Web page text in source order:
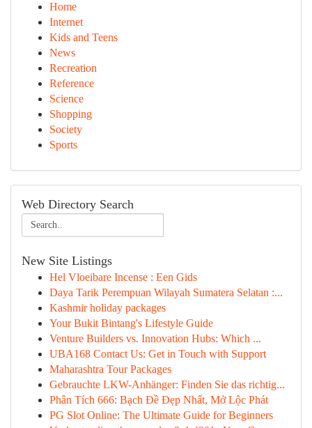
Home
Internet
Kids and Teens
News
Recreation
Reference
Science
Shopping
Society
Sports
Web Directory Search
New Site Listings
Hel Vloeibare Incense : Een Gids
Daya Tarik Perempuan Wilayah Sumatera Selatan :...
Kashmir holiday packages
Your Bukit Bintang's Lifestyle Guide
Venture Builders vs. Innovation Hubs: Which ...
UBA168 Contact Us: Get in Touch with Support
Maharashtra Tour Packages
Gebrauchte LKW-Anhänger: Finden Sie das richtig...
Phân Tích 666: Bạch Đề Đẹp Nhất, Mở Lộc Phát
PG Slot Online: The Ultimate Guide for Beginners